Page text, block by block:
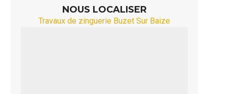
NOUS LOCALISER
Travaux de zinguerie Buzet Sur Baize